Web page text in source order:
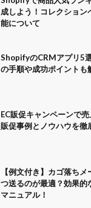
成しよう！コレクション
能について
ShopifyのCRMアプリ5
の手順や成功ポイントも
EC販促キャンペーンで売
販促事例とノウハウを徹
【例文付き】カゴ落ちメ
つ送るのが最適？効果的
マニュアル！